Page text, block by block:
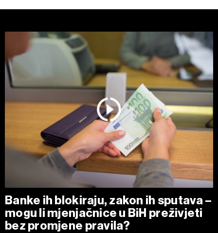
Banke ih blokiraju, zakon ih sputava –
mogu li mjenjačnice u BiH preživjeti
bez promjene pravila?